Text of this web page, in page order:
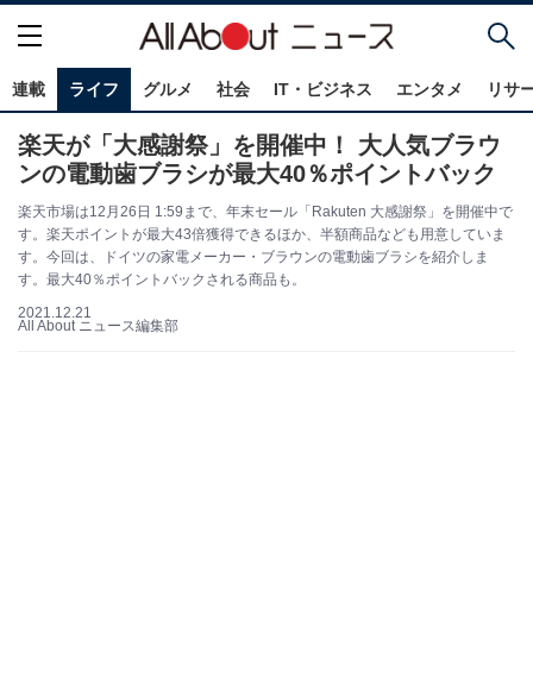
連載 ライフ グルメ 社会 IT・ビジネス エンタメ リサ
楽天が「大感謝祭」を開催中！ 大人気ブラウ
ンの電動歯ブラシが最大40％ポイントバック
楽天市場は12月26日 1:59まで、年末セール「Rakuten 大感謝祭」を開催中で
す。楽天ポイントが最大43倍獲得できるほか、半額商品なども用意していま
す。今回は、ドイツの家電メーカー・ブラウンの電動歯ブラシを紹介しま
す。最大40％ポイントバックされる​​​​​​​商品も。
2021.12.21
All About ニュース編集部